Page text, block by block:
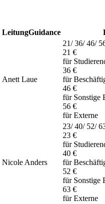
LeitungGuidance
Anett Laue
21/ 36/ 46/
21 €
für
36 €
für
46 €
für Sonstige
56 €
für Externe
Nicole Anders
23/ 40/ 52/
23 €
für
40 €
für
52 €
für Sonstige
63 €
für Externe